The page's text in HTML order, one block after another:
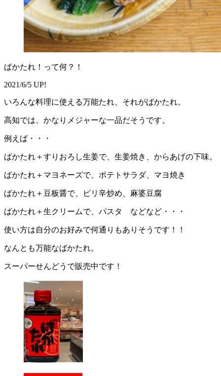
ばかたれ！って何？！
2021/6/5 UP!
いろんな料理に使える万能たれ、それがばかたれ。
高知では、かなりメジャーな一品だそうです。
例えば・・・
ばかたれ＋すりおろし生姜で、生姜焼き、からあげの下味。
ばかたれ＋マヨネーズで、ポテトサラダ、マヨ焼き
ばかたれ＋豆板醤で、ピリ辛炒め、麻婆豆腐
ばかたれ＋生クリームで、パスタ などなど・・・
使い方は自分のお好みで何通りもありそうです！！
なんとも万能なばかたれ。
スーパーせんどうで販売中です！